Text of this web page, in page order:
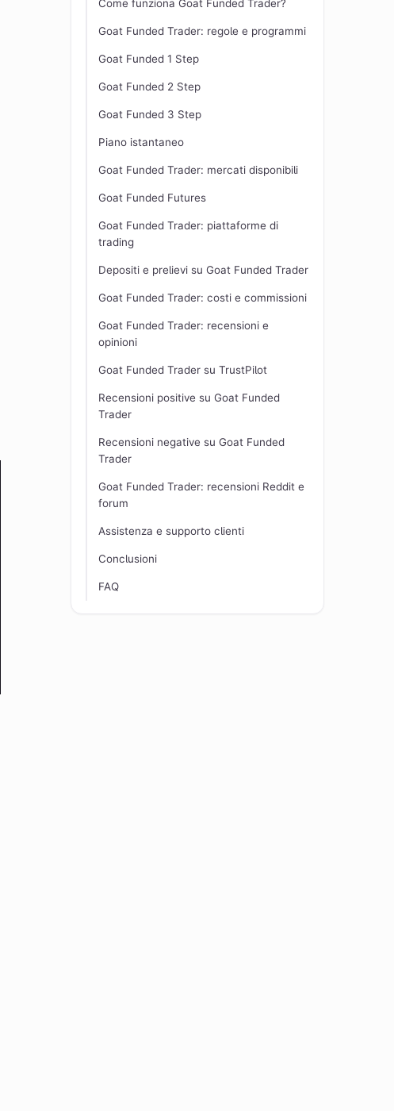
Come funziona Goat Funded Trader?
Goat Funded Trader: regole e programmi
Goat Funded 1 Step
Goat Funded 2 Step
Goat Funded 3 Step
Piano istantaneo
Goat Funded Trader: mercati disponibili
Goat Funded Futures
Goat Funded Trader: piattaforme di
trading
Depositi e prelievi su Goat Funded Trader
Goat Funded Trader: costi e commissioni
Goat Funded Trader: recensioni e
opinioni
Goat Funded Trader su TrustPilot
Recensioni positive su Goat Funded
Trader
Recensioni negative su Goat Funded
Trader
Goat Funded Trader: recensioni Reddit e
forum
Assistenza e supporto clienti
Conclusioni
FAQ